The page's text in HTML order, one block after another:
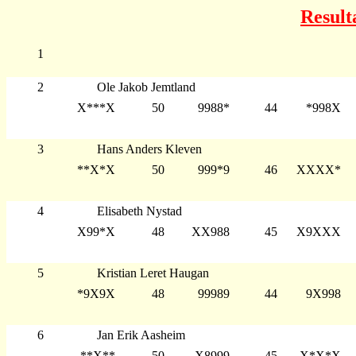
1
2
Ole Jakob Jemtland
X***X
50 9988* 44 *998X
3
Hans Anders Kleven
**X*X
50 999*9 46 XXXX*
4
Elisabeth Nystad
X99*X
48 XX988 45 X9XXX
5
Kristian Leret Haugan
*9X9X
48 99989 44 9X998
6
Jan Erik Aasheim